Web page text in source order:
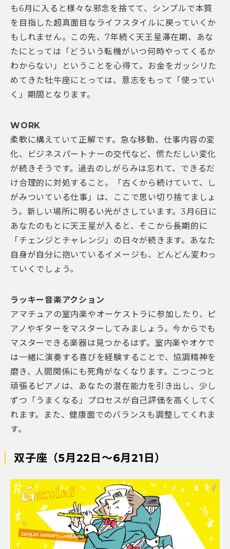
も6月に入ると様々な邪念を捨てて、シンプルで本質
を目指した超真面目なライフスタイルに戻っていくか
もしれません。この先、7年続く天王星滞在期、あな
たにとっては「どういう転機がいつ何時やってくるか
わからない」ということを心得て。お金をガッシリた
めてきた牡牛座にとっては、意志をもって「使ってい
く」期間となります。
WORK
柔軟に構えていて正解です。急な移動、仕事内容の変
化、ビジネスパートナーの交代など、慌ただしい変化
が続きそうです。過去のしがらみは忘れて、できるだ
け合理的に対処すること。「古くから続けていて、し
がみついている仕事」は、ここで思い切り捨てましょ
う。新しい場所に明るい光がさしています。3月6日に
あなたのもとに天王星が入ると、そこから長期的に
「チェンジとチャレンジ」の日々が続きます。あなた
自身が自分に抱いているイメージも、どんどん変わっ
ていくでしょう。
ラッキー音楽アクション
アマチュアの室内楽やオーケストラに参加したり、ピ
アノやギターをマスターしてみましょう。今からでも
マスターできる楽器は見つかるはず。室内楽やオケで
は一緒に演奏する喜びを経験することで、協調精神を
磨き、人間関係にも死角がなくなります。こつこつと
頑張るピアノは、あなたの潜在能力を引き出し、少し
ずつ「うまくなる」プロセスが自己評価を高くしてく
れます。また、健康面でのバランスも調整してくれま
す。
双子座（5月22日～6月21日）